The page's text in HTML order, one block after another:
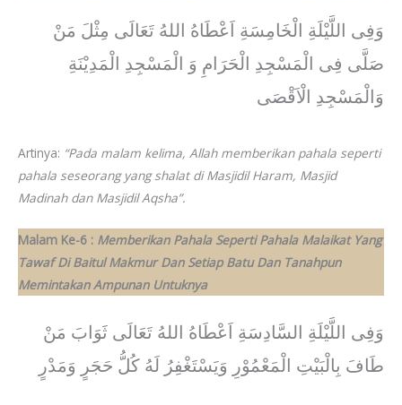
وَفِى اللَّيْلَةِ الْخَامِسَةِ اَعْطَاهُ اللهُ تَعَالَى مِثْلَ مَنْ
صَلَّى فِى الْمَسْجِدِ الْحَرَامِ وَ الْمَسْجِدِ الْمَدِيْنَةِ
وَالْمَسْجِدِ الْاَقْصَى
Artinya: “Pada malam kelima, Allah memberikan pahala seperti
pahala seseorang yang shalat di Masjidil Haram, Masjid
Madinah dan Masjidil Aqsha”.
Malam Ke-6 : Memberikan Pahala Seperti Pahala Malaikat Yang
Tawaf Di Baitul Makmur Dan Setiap Batu Dan Tanahpun
Memintakan Ampunan Untuknya
وَفِى اللَّيْلَةِ السَّادِسَةِ اَعْطَاهُ اللهُ تَعَالَى ثَوَابَ مَنْ
طَافَ بِالْبَيْتِ الْمَعْمُوْرِ وَيَسْتَغْفِرُ لَهُ كُلُّ حَجَرٍ وَمَدْرٍ